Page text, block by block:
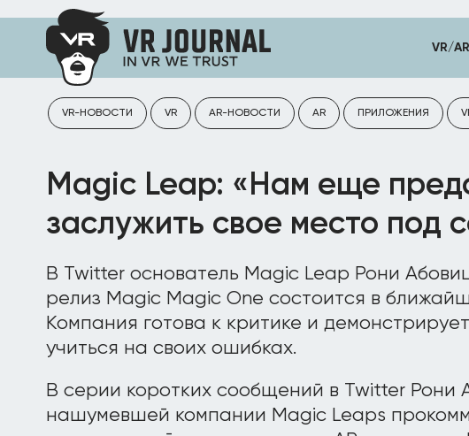
VR/
VR-НОВОСТИ VR AR-НОВОСТИ AR ПРИЛОЖЕНИЯ
Magic Leap: «Нам еще
заслужить свое место под
В Twitter основатель Magic Leap Рони
релиз Magic Magic One состоится в
Компания готова к критике и
учиться на своих ошибках.
В серии коротких сообщений в Twitter Рони
нашумевшей компании Magic Leaps